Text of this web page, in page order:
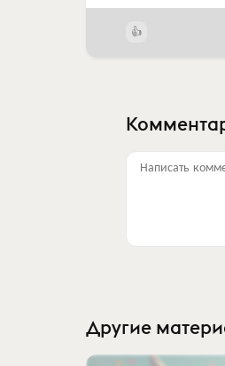
Написать
Другие